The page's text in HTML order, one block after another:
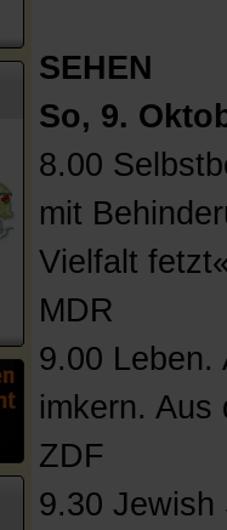
SEHEN
So, 9.
8.00
mit
Vielfalt
MDR
9.00 Leben.
imkern. Aus
ZDF
9.30 Jewish